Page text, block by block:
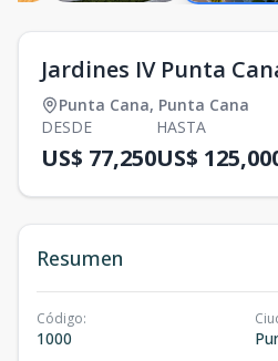
Jardines IV Punta
Punta Cana, Punta Cana
DESDE
US$ 77,250
HASTA
US$
Resumen
Código:
1000